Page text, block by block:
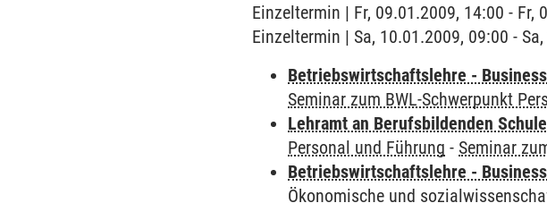
Einzeltermin | Fr, 09.01.2009, 14:00 - Fr,
Einzeltermin | Sa, 10.01.2009, 09:00 -
Betriebswirtschaftslehre -
Seminar zum BWL-Schwerpunkt
Lehramt an Berufsbildenden
Personal und Führung - Seminar
Betriebswirtschaftslehre -
Ökonomische und